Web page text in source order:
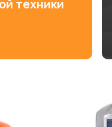
техники